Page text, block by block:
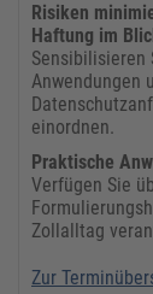
​Risiken
Haftung im
Sensibilisieren
Anwendungen
einordnen.
​Praktische
Verfügen Sie
Zollalltag
Zur